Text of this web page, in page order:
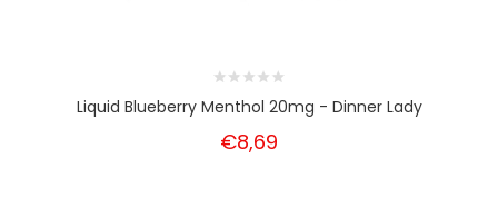
Liquid Blueberry Menthol 20mg - Dinner Lady
€8,69